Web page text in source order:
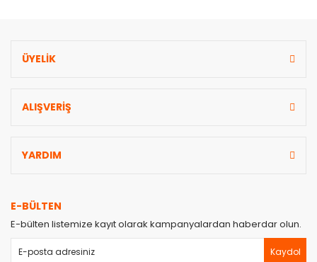
ÜYELİK
ALIŞVERİŞ
YARDIM
E-BÜLTEN
E-bülten listemize kayıt olarak kampanyalardan haberdar olun.
Kaydol